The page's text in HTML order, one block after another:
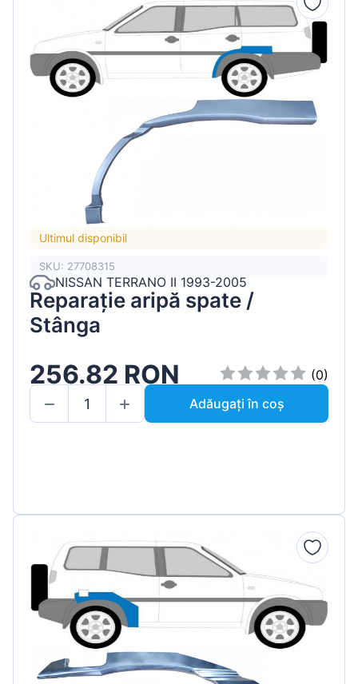
Ultimul disponibil
SKU: 27708315
NISSAN TERRANO II 1993-2005
Reparație aripă spate /
Stânga
256.82 RON
(0)
Adăugați în coș